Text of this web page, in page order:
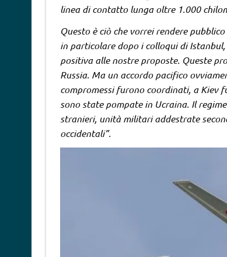
linea di contatto lunga oltre 1.000
Questo è ciò che vorrei rendere
in particolare dopo i colloqui di
positiva alle nostre proposte. Queste
Russia. Ma un accordo pacifico
compromessi furono coordinati, a
sono state pompate in Ucraina. Il
stranieri, unità militari addestrate
occidentali”.